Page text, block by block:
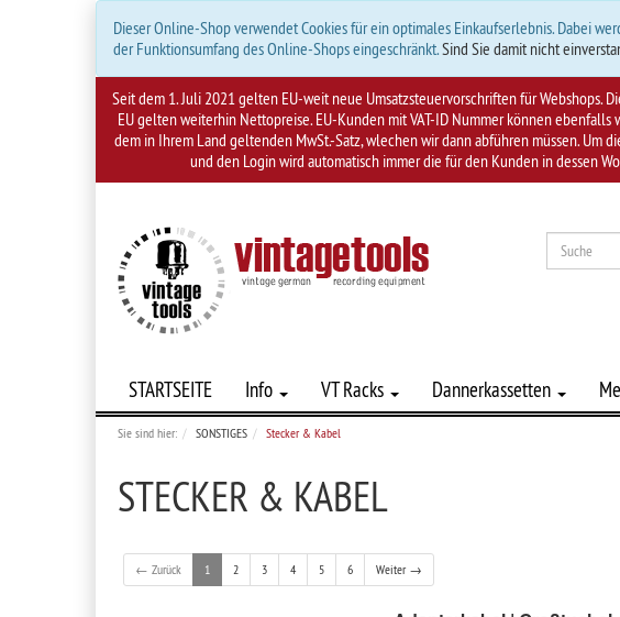
Dieser Online-Shop verwendet Cookies für ein optimales Einkaufserlebnis. Dabei
der Funktionsumfang des Online-Shops eingeschränkt.Sind Sie damit nicht
Seit dem 1. Juli 2021 gelten EU-weit neue Umsatzsteuervorschriften für Webshops.
EU gelten weiterhin Nettopreise. EU-Kunden mit VAT-ID Nummer können
dem in Ihrem Land geltenden MwSt.-Satz, wlechen wir dann abführen müssen. Um
und den Login wird automatisch immer die für den Kunden in dessen
STARTSEITE Info VT Racks Dannerkassetten
Sie sind hier: SONSTIGES Stecker & Kabel
STECKER & KABEL
← Zurück 1 2 3 4 5 6 Weiter →